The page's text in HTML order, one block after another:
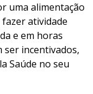
uma alimentação
atividade
e em horas
ser incentivados,
Saúde no seu